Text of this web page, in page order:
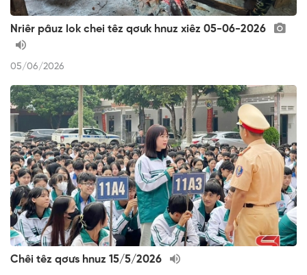
Nriêr pâuz lok chei têz qơưk hnuz xiêz 05-06-2026
05/06/2026
Chêi têz qơưs hnuz 15/5/2026